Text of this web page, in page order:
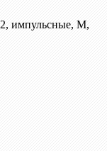
импульсные, М,